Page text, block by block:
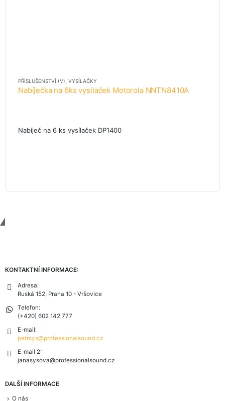
PŘÍSLUŠENSTVÍ (V) VYSÍLAČKY
Nabíječka na 6ks vysilaček Motorola NNTN8410A
Nabíječ na 6 ks vysílaček DP1400
KONTAKTNÍ INFORMACE:
Adresa:
Ruská 152, Praha 10 - Vršovice
Telefon:
(+420) 602 142 777
E-mail:
petrsys@professionalsound.cz
E-mail 2:
janasysova@professionalsound.cz
DALŠÍ INFORMACE
O nás